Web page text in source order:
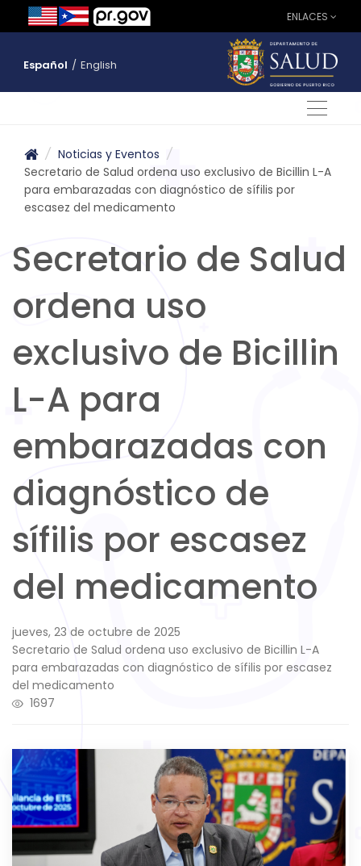
ENLACES
Español / English
/ Noticias y Eventos /
Secretario de Salud ordena uso exclusivo de Bicillin L-A
para embarazadas con diagnóstico de sífilis por
escasez del medicamento
Secretario de Salud
ordena uso
exclusivo de Bicillin
L-A para
embarazadas con
diagnóstico de
sífilis por escasez
del medicamento
jueves, 23 de octubre de 2025
Secretario de Salud ordena uso exclusivo de Bicillin L-A
para embarazadas con diagnóstico de sífilis por escasez
del medicamento
1697